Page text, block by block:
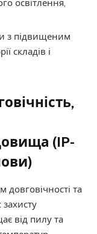
освітлення,
з підвищеним
складів і
(IP-
довговічності та
від пилу та